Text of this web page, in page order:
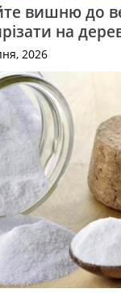
вишню до
на
2026